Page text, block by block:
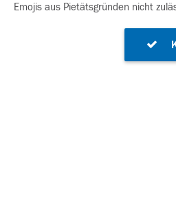
Emojis aus Pietätsgründen nicht